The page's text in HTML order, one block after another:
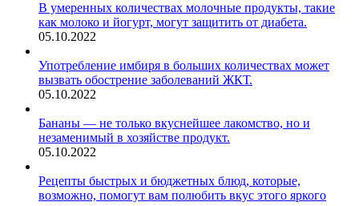
В умеренных количествах молочные продукты, такие
как молоко и йогурт, могут защитить от диабета.
05.10.2022
Употребление имбиря в больших количествах может
вызвать обострение заболеваний ЖКТ.
05.10.2022
Бананы — не только вкуснейшее лакомство, но и
незаменимый в хозяйстве продукт.
05.10.2022
Рецепты быстрых и бюджетных блюд, которые,
возможно, помогут вам полюбить вкус этого яркого